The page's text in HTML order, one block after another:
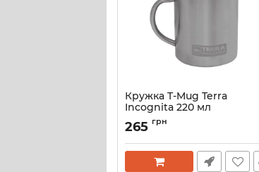
Кружка T-Mug Terra
Incognita 220 мл
Артикул: T_Mug_220
265 грн